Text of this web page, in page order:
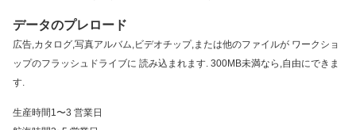
データのプレロード
広告,カタログ,写真アルバム,ビデオチップ,または他のファイルが ワークショ
ップのフラッシュドライブに 読み込まれます. 300MB未満なら,自由にできま
す.
生産時間1〜3 営業日